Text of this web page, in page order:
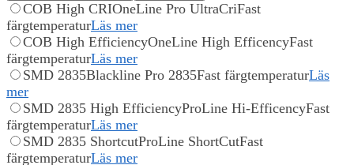
COB High CRIOneLine Pro UltraCriFast
färgtemperaturLäs mer
COB High EfficiencyOneLine High EfficencyFast
färgtemperaturLäs mer
SMD 2835Blackline Pro 2835Fast färgtemperaturLäs
mer
SMD 2835 High EfficiencyProLine Hi-EfficencyFast
färgtemperaturLäs mer
SMD 2835 ShortcutProLine ShortCutFast
färgtemperaturLäs mer